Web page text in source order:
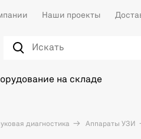
Наши проекты
на складе
диагностика Аппараты УЗИ